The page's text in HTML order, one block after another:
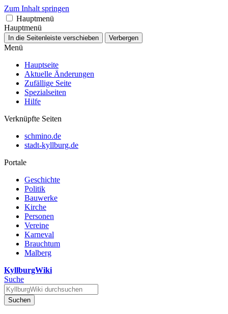
Zum Inhalt springen
Hauptmenü
Hauptmenü
In die Seitenleiste verschieben Verbergen
Menü
Hauptseite
Aktuelle Änderungen
Zufällige Seite
Spezialseiten
Hilfe
Verknüpfte Seiten
schmino.de
stadt-kyllburg.de
Portale
Geschichte
Politik
Bauwerke
Kirche
Personen
Vereine
Karneval
Brauchtum
Malberg
KyllburgWiki
Suche
Suchen